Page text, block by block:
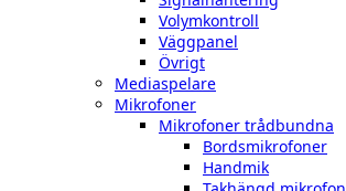
Volymkontroll
Väggpanel
Övrigt
Mediaspelare
Mikrofoner
Mikrofoner trådbundna
Bordsmikrofoner
Handmik